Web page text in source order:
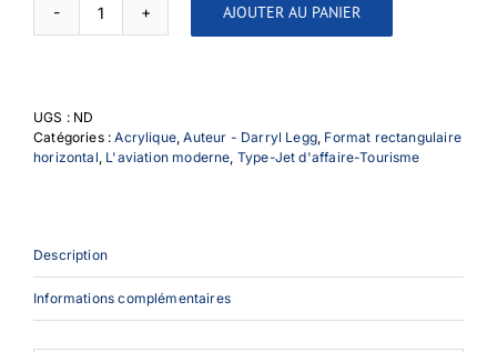
quantité
de
Australia
AJOUTER AU PANIER
UGS : ND
Catégories :Acrylique,Auteur - Darryl Legg, Format rectangulaire
horizontal, L'aviation moderne, Type-Jet d'affaire-Tourisme
Description
Informations complémentaires